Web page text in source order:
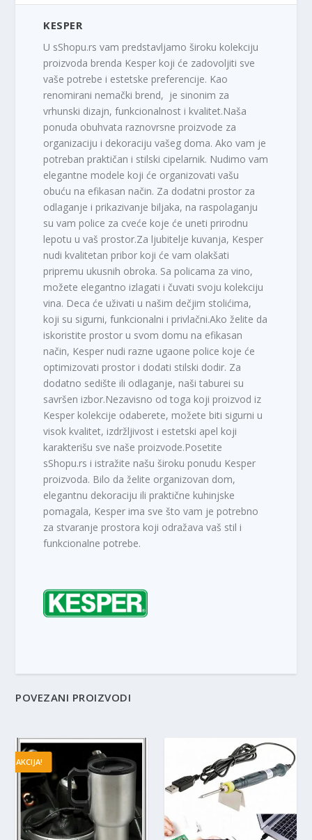
KESPER
U sShopu.rs vam predstavljamo široku kolekciju
proizvoda brenda Kesper koji će zadovoljiti sve
vaše potrebe i estetske preferencije. Kao
renomirani nemački brend, je sinonim za
vrhunski dizajn, funkcionalnost i kvalitet.Naša
ponuda obuhvata raznovrsne proizvode za
organizaciju i dekoraciju vašeg doma. Ako vam je
potreban praktičan i stilski cipelarnik. Nudimo vam
elegantne modele koji će organizovati vašu
obuću na efikasan način. Za dodatni prostor za
odlaganje i prikazivanje biljaka, na raspolaganju
su vam police za cveće koje će uneti prirodnu
lepotu u vaš prostor.Za ljubitelje kuvanja, Kesper
nudi kvalitetan pribor koji će vam olakšati
pripremu ukusnih obroka. Sa policama za vino,
možete elegantno izlagati i čuvati svoju kolekciju
vina. Deca će uživati u našim dečjim stolićima,
koji su sigurni, funkcionalni i privlačni.Ako želite da
iskoristite prostor u svom domu na efikasan
način, Kesper nudi razne ugaone police koje će
optimizovati prostor i dodati stilski dodir. Za
dodatno sedište ili odlaganje, naši taburei su
savršen izbor.Nezavisno od toga koji proizvod iz
Kesper kolekcije odaberete, možete biti sigurni u
visok kvalitet, izdržljivost i estetski apel koji
karakterišu sve naše proizvode.Posetite
sShopu.rs i istražite našu široku ponudu Kesper
proizvoda. Bilo da želite organizovan dom,
elegantnu dekoraciju ili praktične kuhinjske
pomagala, Kesper ima sve što vam je potrebno
za stvaranje prostora koji odražava vaš stil i
funkcionalne potrebe.
POVEZANI PROIZVODI
AKCIJA!